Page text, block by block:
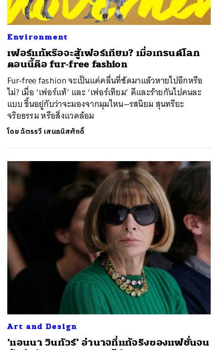
Environment
เฟอร์แท้หรือจะสู้เฟอร์เทียม? เมื่อเทรนด์โลก
ตอนนี้คือ fur-free fashion
Fur-free fashion จะเป็นแค่คลื่นที่ซัดมาแล้วหายไปอีกหรือ
ไม่? เมื่อ ‘เฟอร์แท้’ และ ‘เฟอร์เทียม’ ดีและร้ายกันไปคนละ
แบบ ขึ้นอยู่กับว่าจะมองจากมุมไหน—รสนิยม สุนทรียะ
จริยธรรม หรือสิ่งแวดล้อม
โดยฉัตรรวี เสนธนิสศักดิ์
Art and Design
‘แอนนา วินทัวร์’ อำนาจที่แท้จริงของแฟชั่นจน
SHARE TWEET LINE EMAIL